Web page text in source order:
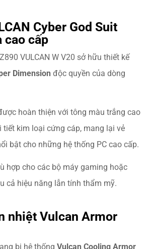
Cyber God Suit
cao cấp
VULCAN W V20 sở hữu thiết kế
Dimension độc quyền của dòng
hoàn thiện với tông màu trắng cao
tiết kim loại cứng cáp, mang lại vẻ
bật cho những hệ thống PC cao cấp.
hợp cho các bộ máy gaming hoặc
cả hiệu năng lẫn tính thẩm mỹ.
nhiệt Vulcan Armor
bị hệ thống Vulcan Cooling Armor